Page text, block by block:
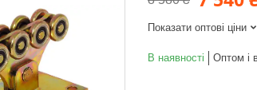
Показати оптові ціни
В наявності Оптом і